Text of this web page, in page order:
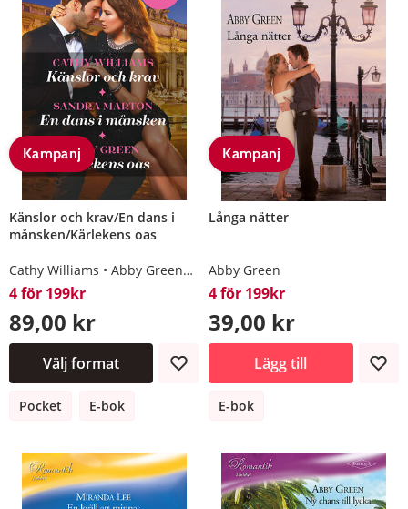
Kampanj
Känslor och krav/En dans i
månsken/Kärlekens oas
Cathy Williams Abby Green Sandra Marton
4 för 199kr
89,00 kr
Välj format
Pocket E-bok
Kampanj
Långa nätter
Abby Green
4 för 199kr
39,00 kr
Lägg till
E-bok